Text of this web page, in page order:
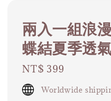
兩入一組浪
蝶結夏季透
Regular
price
NT$ 399
Worldwide